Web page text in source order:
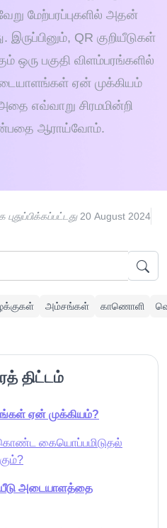
மேற்பரப்புகளில் அதன்
QR குறியீடுகள்
ஒரு பகுதி விளம்பரங்களில்
ஏன் முக்கியம்
எவ்வாறு சிரமமின்றி
ஆராய்வோம்.
20 August 2024
அம்சங்கள் காணொளி
திட்டம்
ஏன் முக்கியம்?
கொண்ட கையொப்பமிடுதல்
அடையாளத்தை